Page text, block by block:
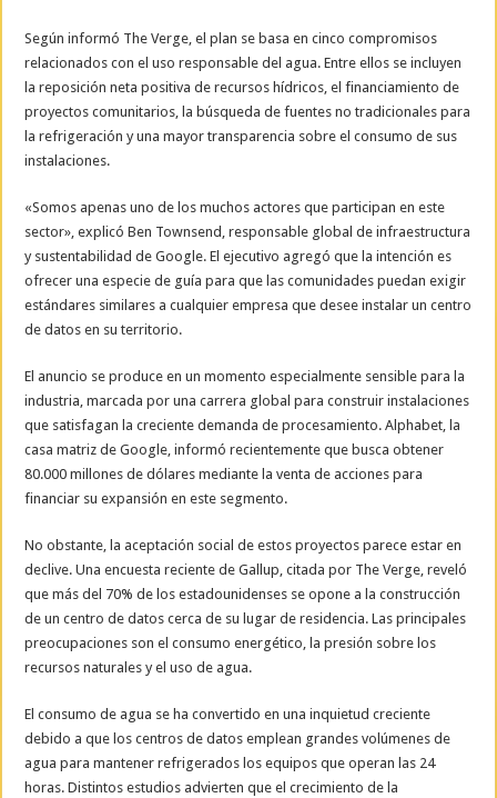
Según informó The Verge, el plan se basa en cinco compromisos
relacionados con el uso responsable del agua. Entre ellos se incluyen
la reposición neta positiva de recursos hídricos, el financiamiento de
proyectos comunitarios, la búsqueda de fuentes no tradicionales para
la refrigeración y una mayor transparencia sobre el consumo de sus
instalaciones.
«Somos apenas uno de los muchos actores que participan en este
sector», explicó Ben Townsend, responsable global de infraestructura
y sustentabilidad de Google. El ejecutivo agregó que la intención es
ofrecer una especie de guía para que las comunidades puedan exigir
estándares similares a cualquier empresa que desee instalar un centro
de datos en su territorio.
El anuncio se produce en un momento especialmente sensible para la
industria, marcada por una carrera global para construir instalaciones
que satisfagan la creciente demanda de procesamiento. Alphabet, la
casa matriz de Google, informó recientemente que busca obtener
80.000 millones de dólares mediante la venta de acciones para
financiar su expansión en este segmento.
No obstante, la aceptación social de estos proyectos parece estar en
declive. Una encuesta reciente de Gallup, citada por The Verge, reveló
que más del 70% de los estadounidenses se opone a la construcción
de un centro de datos cerca de su lugar de residencia. Las principales
preocupaciones son el consumo energético, la presión sobre los
recursos naturales y el uso de agua.
El consumo de agua se ha convertido en una inquietud creciente
debido a que los centros de datos emplean grandes volúmenes de
agua para mantener refrigerados los equipos que operan las 24
horas. Distintos estudios advierten que el crecimiento de la